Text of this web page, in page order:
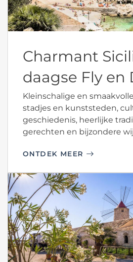
Charmant
daagse Fly en
Kleinschalige en
stadjes en kunststeden,
geschiedenis, heerlijke
gerechten en bijzondere
ONTDEK MEER